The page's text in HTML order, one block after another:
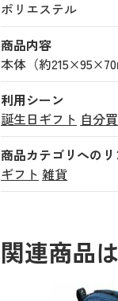
ポリエステル
商品内容
本体（約
利用シーン
誕生日ギフト 自分
商品カテゴリへのリ
ギフト 雑貨
関連商品